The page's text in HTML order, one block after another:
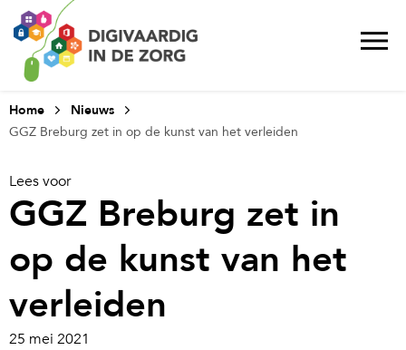
Home
Nieuws
GGZ Breburg zet in op de kunst van het verleiden
Lees voor
GGZ Breburg zet in
op de kunst van het
verleiden
25 mei 2021